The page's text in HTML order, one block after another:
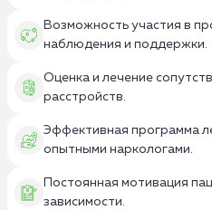
Возможность участия в
наблюдения и поддержки.
Оценка и лечение
расстройств.
Эффективная программа
опытными наркологами.
Постоянная мотивация
зависимости.